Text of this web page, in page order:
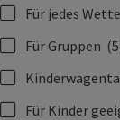
Für jedes
Für Gruppen
Für Kinder